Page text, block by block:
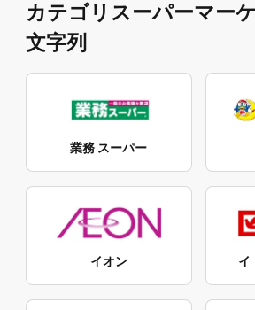
カテゴリスーパーマー
文字列
業務 スーパー
イオン イ